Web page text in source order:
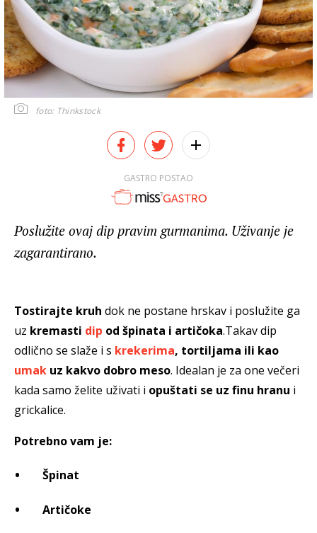
foto: Thinkstock
GASTRO POSTAO
Poslužite ovaj dip pravim gurmanima. Uživanje je
zagarantirano.
Tostirajte kruh dok ne postane hrskav i poslužite ga
uz kremasti dip od špinata i artičoka.Takav dip
odlično se slaže i s krekerima, tortiljama ili kao
umak uz kakvo dobro meso. Idealan je za one večeri
kada samo želite uživati i opuštati se uz finu hranu i
grickalice.
Potrebno vam je:
Špinat
Artičoke